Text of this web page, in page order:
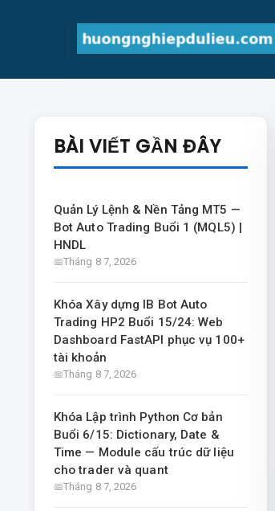
BÀI VIẾT GẦN ĐÂY
Quản Lý Lệnh & Nền Tảng MT5 —
Bot Auto Trading Buổi 1 (MQL5) |
HNDL
Tháng 8 7, 2026
Khóa Xây dựng IB Bot Auto
Trading HP2 Buổi 15/24: Web
Dashboard FastAPI phục vụ 100+
tài khoản
Tháng 8 7, 2026
Khóa Lập trình Python Cơ bản
Buổi 6/15: Dictionary, Date &
Time — Module cấu trúc dữ liệu
cho trader và quant
Tháng 8 7, 2026